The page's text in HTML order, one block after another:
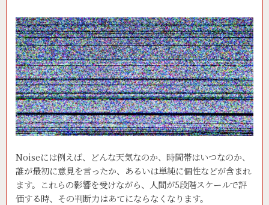
Noiseには例えば、どんな天気なのか、時間帯はいつなのか、
誰が最初に意見を言ったか、あるいは単純に個性などが含まれ
ます。これらの影響を受けながら、人間が5段階スケールで評
価する時、その判断力はあてにならなくなります。